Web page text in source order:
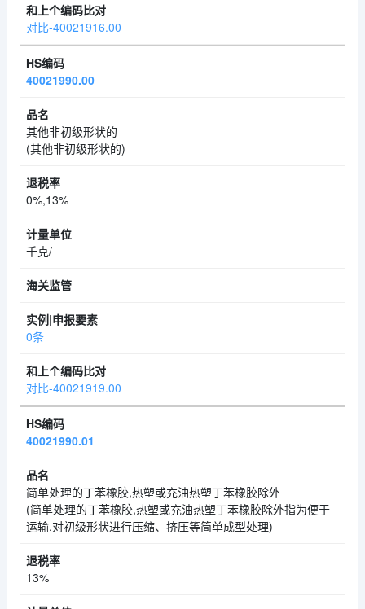
对比-40021916.00
40021990.00
其他非初级形状的
(其他非初级形状的)
0%,13%
千克/
0条
对比-40021919.00
40021990.01
简单处理的丁苯橡胶,热塑或充油热塑丁苯橡胶除外
(简单处理的丁苯橡胶,热塑或充油热塑丁苯橡胶除外指为便于
运输,对初级形状进行压缩、挤压等简单成型处理)
13%